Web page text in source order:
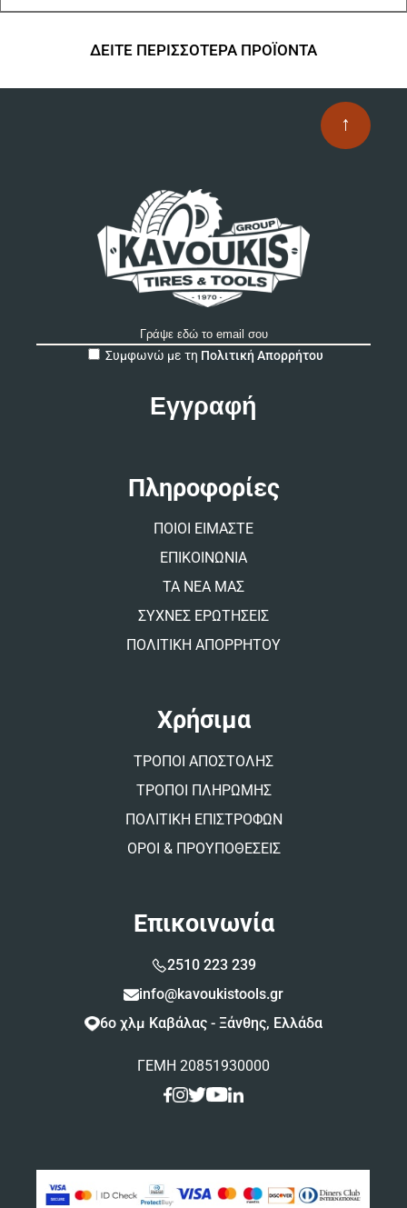
ΔΕΙΤΕ ΠΕΡΙΣΣΟΤΕΡΑ ΠΡΟΪΟΝΤΑ
↑
Συμφωνώ με τη Πολιτική Απορρήτου
Πληροφορίες
ΠΟΙΟΙ ΕΙΜΑΣΤΕ
ΕΠΙΚΟΙΝΩΝΙΑ
ΤΑ ΝΕΑ ΜΑΣ
ΣΥΧΝΕΣ ΕΡΩΤΗΣΕΙΣ
ΠΟΛΙΤΙΚΗ ΑΠΟΡΡΗΤΟΥ
Χρήσιμα
ΤΡΟΠΟΙ ΑΠΟΣΤΟΛΗΣ
ΤΡΟΠΟΙ ΠΛΗΡΩΜΗΣ
ΠΟΛΙΤΙΚΗ ΕΠΙΣΤΡΟΦΩΝ
ΟΡΟΙ & ΠΡΟΥΠΟΘΕΣΕΙΣ
Επικοινωνία
2510 223 239
info@kavoukistools.gr
6ο χλμ Καβάλας - Ξάνθης, Ελλάδα
ΓΕΜΗ 20851930000